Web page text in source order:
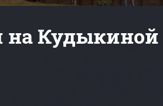
Кудыкиной